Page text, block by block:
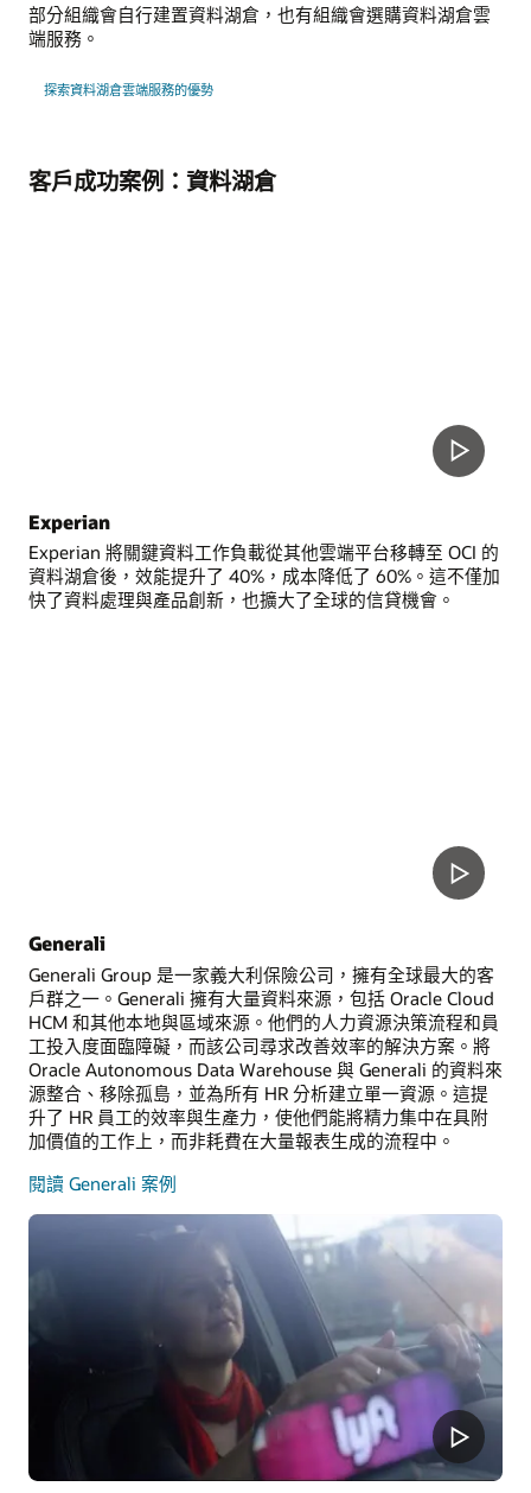
部分組織會自行建置資料湖倉，也有組織會選購資料湖倉雲
端服務。
探索資料湖倉雲端服務的優勢
客戶成功案例：資料湖倉
Experian
Experian 將關鍵資料工作負載從其他雲端平台移轉至 OCI 的
資料湖倉後，效能提升了 40%，成本降低了 60%。這不僅加
快了資料處理與產品創新，也擴大了全球的信貸機會。
Generali
Generali Group 是一家義大利保險公司，擁有全球最大的客
戶群之一。Generali 擁有大量資料來源，包括 Oracle Cloud
HCM 和其他本地與區域來源。他們的人力資源決策流程和員
工投入度面臨障礙，而該公司尋求改善效率的解決方案。將
Oracle Autonomous Data Warehouse 與 Generali 的資料來
源整合、移除孤島，並為所有 HR 分析建立單一資源。這提
升了 HR 員工的效率與生產力，使他們能將精力集中在具附
加價值的工作上，而非耗費在大量報表生成的流程中。
閱讀 Generali 案例